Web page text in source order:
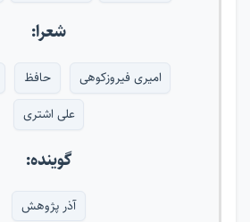
شعرا:
امیری فیروزکوهی حافظ
علی اشتری
گوینده:
آذر پژوهش